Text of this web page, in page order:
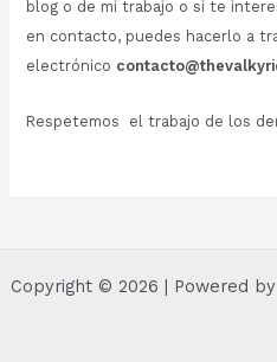
blog o de mi trabajo o si te
en contacto, puedes hacerlo a
electrónico
Respetemos el trabajo de los
Copyright © 2026 | Powered by